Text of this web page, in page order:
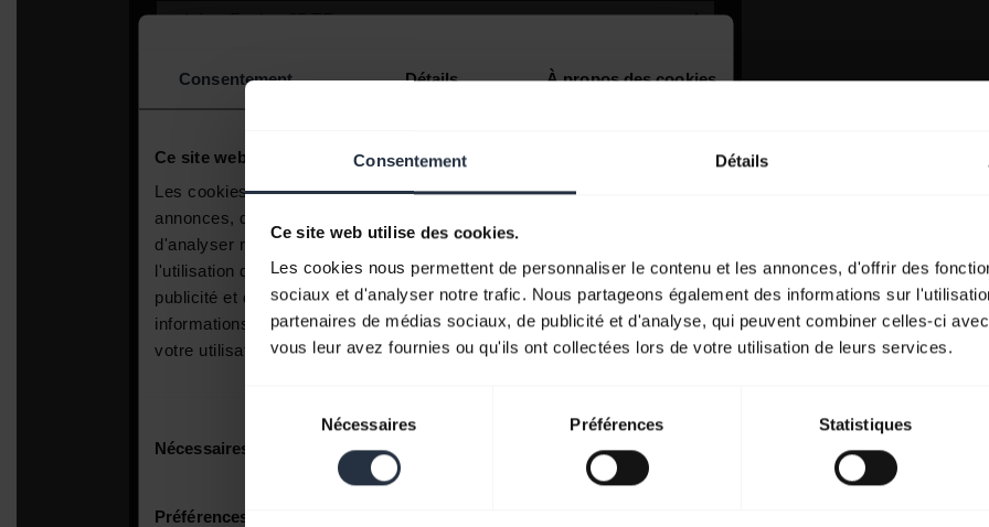
Consentement Détails
Ce site web utilise des cookies.
Les cookies nous permettent de personnaliser le contenu et les annonces, d'offrir des
sociaux et d'analyser notre trafic. Nous partageons également des informations sur
partenaires de médias sociaux, de publicité et d'analyse, qui peuvent combiner celles-ci
vous leur avez fournies ou qu'ils ont collectées lors de votre utilisation de leurs services.
consentement
Nécessaires Préférences Statistiques